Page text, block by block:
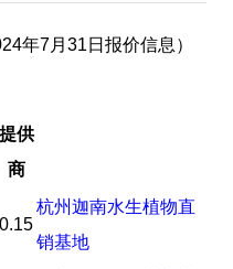
年7月31日报价信息）
提供
商
0.15
杭州迦南水生植物直
销基地